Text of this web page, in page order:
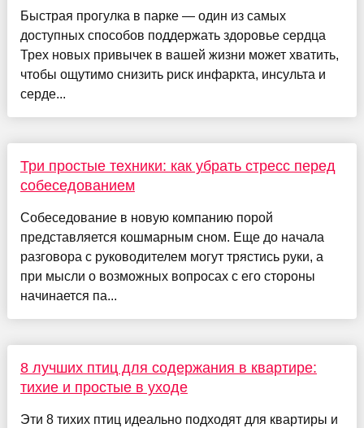
Быстрая прогулка в парке — один из самых
доступных способов поддержать здоровье сердца
Трех новых привычек в вашей жизни может хватить,
чтобы ощутимо снизить риск инфаркта, инсульта и
серде...
Три простые техники: как убрать стресс перед
собеседованием
Собеседование в новую компанию порой
представляется кошмарным сном. Еще до начала
разговора с руководителем могут трястись руки, а
при мысли о возможных вопросах с его стороны
начинается па...
8 лучших птиц для содержания в квартире:
тихие и простые в уходе
Эти 8 тихих птиц идеально подходят для квартиры и